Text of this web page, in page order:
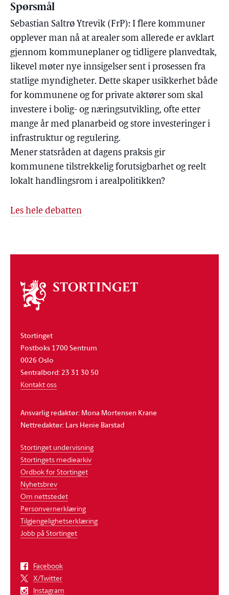
Spørsmål
Sebastian Saltrø Ytrevik (FrP): I flere kommuner
opplever man nå at arealer som allerede er avklart
gjennom kommuneplaner og tidligere planvedtak,
likevel møter nye innsigelser sent i prosessen fra
statlige myndigheter. Dette skaper usikkerhet både
for kommunene og for private aktører som skal
investere i bolig- og næringsutvikling, ofte etter
mange år med planarbeid og store investeringer i
infrastruktur og regulering.
Mener statsråden at dagens praksis gir
kommunene tilstrekkelig forutsigbarhet og reelt
lokalt handlingsrom i arealpolitikken?
Les hele debatten
Om
stortinget
Stortinget
Postboks 1700 Sentrum
0026 Oslo
Sentralbord: 23 31 30 50
Kontakt oss
Ansvarlig redaktør: Mona Mortensen Krane
Nettredaktør: Lars Henie Barstad
Stortinget undervisning
Stortingets mediearkiv
Ordbok for Stortinget
Nyhetsbrev
Om nettstedet
Personvernerklæring
Tilgjengelighetserklæring
Jobb på Stortinget
Facebook
X/Twitter
Instagram